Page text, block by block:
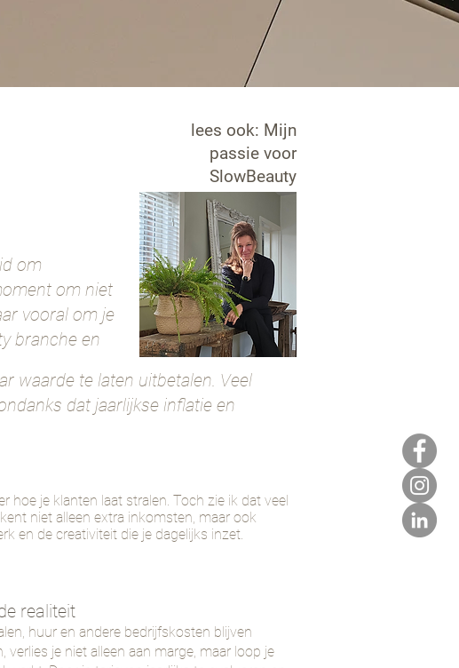
om
om niet
vooral om je
branche en
lees ook: Mijn
passie voor
SlowBeauty
waarde te laten uitbetalen. Veel
dat jaarlijkse inflatie en
hoe je klanten laat stralen. Toch zie ik dat veel
niet alleen extra inkomsten, maar ook
en de creativiteit die je dagelijks inzet.
realiteit
huur en andere bedrijfskosten blijven
je niet alleen aan marge, maar loop je